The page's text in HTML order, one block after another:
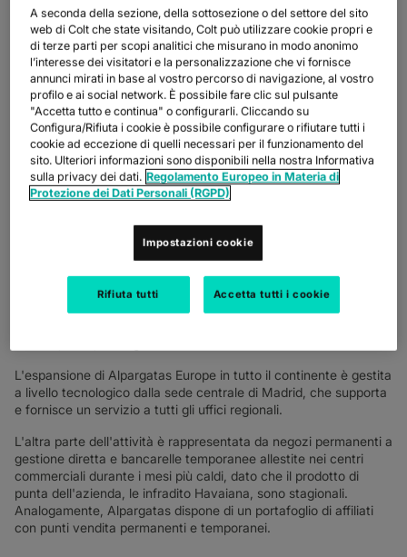
ALPARGATAS EUROPE OTTIENE UN CALO ISTANTANEO DI
OLTRE IL 50% NELLA FATTURAZIONE VOCALE
Nel 2008, Alpargatas, il produttore brasiliano di calzature, noto
per le sue famose infradito Havaianas, ha deciso di trasformare
distribuzione alla propria attività.
L'azienda ha scelto la Spagna come sede europea per questa
nuova tappa, fondando Alpargatas Europe, con Madrid come
prima e principale sede per il suo lancio nel continente. La
crescita nel resto d'Europa è stata continua negli ultimi otto
L'espansione di Alpargatas Europe in tutto il continente è gestita
a livello tecnologico dalla sede centrale di Madrid, che supporta
e fornisce un servizio a tutti gli uffici regionali.
L'altra parte dell'attività è rappresentata da negozi permanenti a
gestione diretta e bancarelle temporanee allestite nei centri
commerciali durante i mesi più caldi, dato che il prodotto di
punta dell'azienda, le infradito Havaiana, sono stagionali.
Analogamente, Alpargatas dispone di un portafoglio di affiliati
con punti vendita permanenti e temporanei.
A seconda della sezione, della sottosezione o del settore del sito
web di Colt che state visitando, Colt può utilizzare cookie propri e
di terze parti per scopi analitici che misurano in modo anonimo
l’interesse dei visitatori e la personalizzazione che vi fornisce
annunci mirati in base al vostro percorso di navigazione, al vostro
profilo e ai social network. È possibile fare clic sul pulsante
"Accetta tutto e continua" o configurarli. Cliccando su
Configura/Rifiuta i cookie è possibile configurare o rifiutare tutti i
cookie ad eccezione di quelli necessari per il funzionamento del
sito. Ulteriori informazioni sono disponibili nella nostra Informativa
sulla privacy dei dati. Regolamento Europeo in Materia di
Protezione dei Dati Personali (RGPD)
Impostazioni cookie
Rifiuta tutti Accetta tutti i cookie